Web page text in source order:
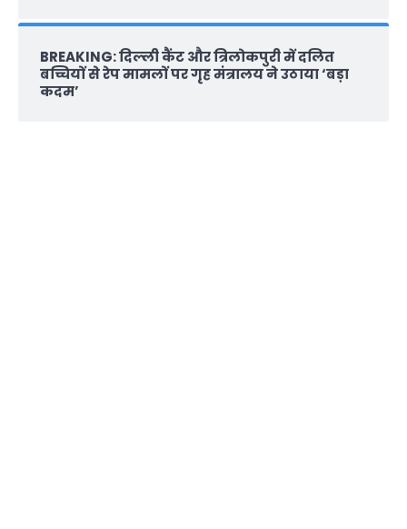
BREAKING: दिल्‍ली कैंट और त्रिलोकपुरी में दलित
बच्चियों से रेप मामलों पर गृह मंत्रालय ने उठाया ‘बड़ा
कदम’